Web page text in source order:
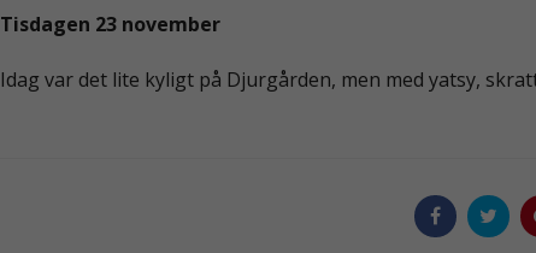
Tisdagen 23 november
Idag var det lite kyligt på Djurgården, men med yatsy,